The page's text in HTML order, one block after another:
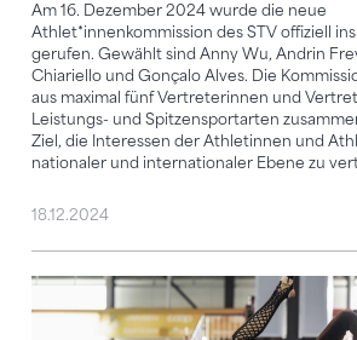
Am 16. Dezember 2024 wurde die neue
Athlet*innenkommission des STV offiziell
gerufen. Gewählt sind Anny Wu, Andrin
Chiariello und Gonçalo Alves. Die
aus maximal fünf Vertreterinnen und
Leistungs- und Spitzensportarten
Ziel, die Interessen der Athletinnen und
nationaler und internationaler Ebene zu
18.12.2024
Alle SMV-Vorführungen per Video